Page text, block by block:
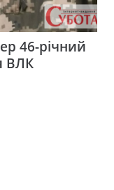
46-річний
ВЛК